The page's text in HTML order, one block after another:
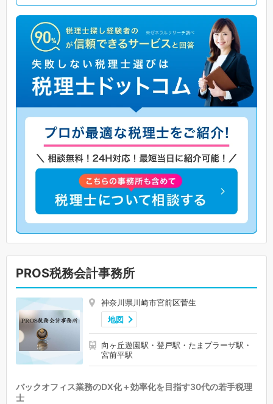
PROS税務会計事務所
神奈川県川崎市宮前区菅生
地図
向ヶ丘遊園駅・登戸駅・たまプラーザ駅・
宮前平駅
バックオフィス業務のDX化＋効率化を目指す30代の若手税理
士